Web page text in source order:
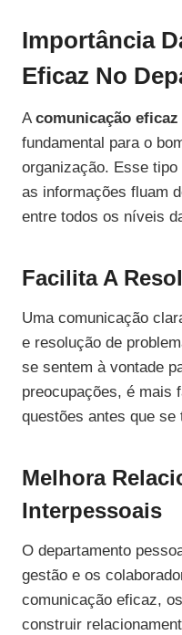
Importância
Eficaz No
Acomunicação
fundamental para o
organização. Esse
as informações fluam
entre todos os níveis
Facilita A
Uma comunicação
e resolução de
se sentem à vontade
preocupações, é mais
questões antes que se
Melhora
Interpessoais
O departamento
gestão e os
comunicação eficaz,
construir